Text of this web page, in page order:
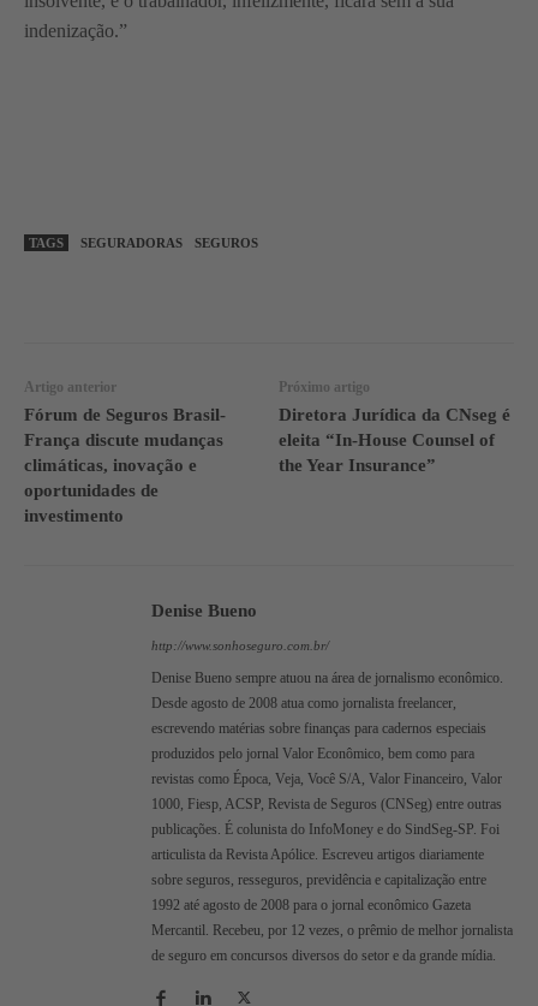
indenização.”
TAGS SEGURADORAS SEGUROS
Artigo anterior
Fórum de Seguros Brasil-
França discute mudanças
climáticas, inovação e
oportunidades de
investimento
Próximo artigo
Diretora Jurídica da CNseg é
eleita “In-House Counsel of
the Year Insurance”
Denise Bueno
http://www.sonhoseguro.com.br/
Denise Bueno sempre atuou na área de jornalismo econômico.
Desde agosto de 2008 atua como jornalista freelancer,
escrevendo matérias sobre finanças para cadernos especiais
produzidos pelo jornal Valor Econômico, bem como para
revistas como Época, Veja, Você S/A, Valor Financeiro, Valor
1000, Fiesp, ACSP, Revista de Seguros (CNSeg) entre outras
publicações. É colunista do InfoMoney e do SindSeg-SP. Foi
articulista da Revista Apólice. Escreveu artigos diariamente
sobre seguros, resseguros, previdência e capitalização entre
1992 até agosto de 2008 para o jornal econômico Gazeta
Mercantil. Recebeu, por 12 vezes, o prêmio de melhor jornalista
de seguro em concursos diversos do setor e da grande mídia.